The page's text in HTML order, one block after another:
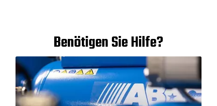
Benötigen Sie Hilfe?